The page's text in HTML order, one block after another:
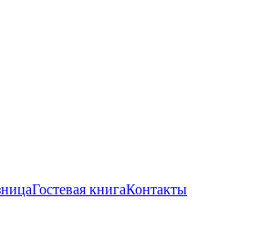
Гостевая книгаКонтакты